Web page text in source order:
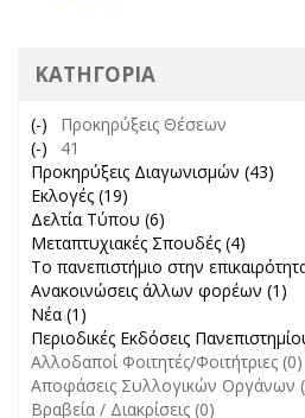
ΚΑΤΗΓΟΡΊΑ
(-) Remove Προκηρύξεις Θέσεων
Προκηρύξεις Θέσεων
(-)
Remove 41 filter
41
Προκηρύξεις Διαγωνισμών (43)
Εκλογές (19)
Δελτία Τύπου (6)
Μεταπτυχιακές Σπουδές (4)
filter
Το πανεπιστήμιο στην
Ανακοινώσεις άλλων φορέων (1)
Νέα (1)
Περιοδικές Εκδόσεις
Αλλοδαποί Φοιτητές/Φοιτήτριες (0)
Αποφάσεις Συλλογικών Οργάνων
Βραβεία / Διακρίσεις (0)